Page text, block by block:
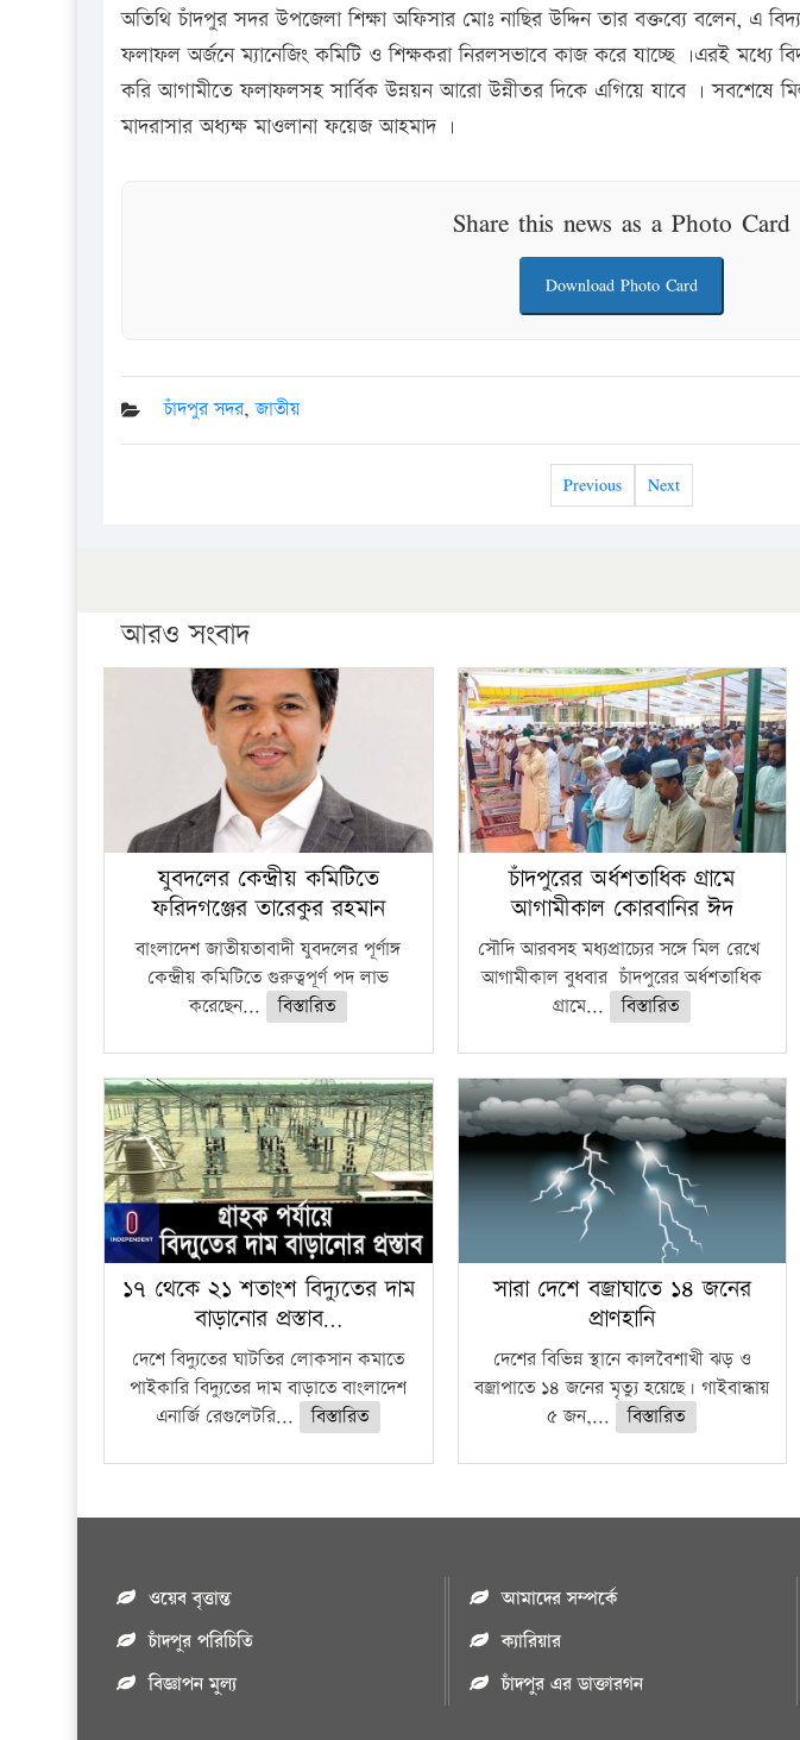
অতিথি চাঁদপুর সদর উপজেলা শিক্ষা অফিসার মোঃ নাছির উদ্দিন তার বক্তব্যে বলেন, এ
ফলাফল অর্জনে ম্যানেজিং কমিটি ও শিক্ষকরা নিরলসভাবে কাজ করে যাচ্ছে ।এরই মধ্যে
করি আগামীতে ফলাফলসহ সার্বিক উন্নয়ন আরো উন্নীতর দিকে এগিয়ে যাবে । সবশেষে
মাদরাসার অধ্যক্ষ মাওলানা ফয়েজ আহমাদ ।
Share this news as a Photo Card
Download Photo Card
চাঁদপুর সদর,জাতীয়
Previous Next
আরও সংবাদ
যুবদলের কেন্দ্রীয় কমিটিতে
ফরিদগঞ্জের তারেকুর রহমান
বাংলাদেশ জাতীয়তাবাদী যুবদলের পূর্ণাঙ্গ
কেন্দ্রীয় কমিটিতে গুরুত্বপূর্ণ পদ লাভ
করেছেন...
বিস্তারিত
চাঁদপুরের অর্ধশতাধিক গ্রামে
আগামীকাল কোরবানির ঈদ
সৌদি আরবসহ মধ্যপ্রাচ্যের সঙ্গে মিল রেখে
আগামীকাল বুধবার চাঁদপুরের অর্ধশতাধিক
গ্রামে...
বিস্তারিত
১৭ থেকে ২১ শতাংশ বিদ্যুতের দাম
বাড়ানোর প্রস্তাব…
দেশে বিদ্যুতের ঘাটতির লোকসান কমাতে
পাইকারি বিদ্যুতের দাম বাড়াতে বাংলাদেশ
এনার্জি রেগুলেটরি...
বিস্তারিত
সারা দেশে বজ্রাঘাতে ১৪ জনের
প্রাণহানি
দেশের বিভিন্ন স্থানে কালবৈশাখী ঝড় ও
বজ্রাপাতে ১৪ জনের মৃত্যু হয়েছে। গাইবান্ধায়
৫ জন,...
বিস্তারিত
ওয়েব বৃত্তান্ত
চাঁদপুর পরিচিতি
বিজ্ঞাপন মুল্য
আমাদের সম্পর্কে
ক্যারিয়ার
চাঁদপুর এর ডাক্তারগন